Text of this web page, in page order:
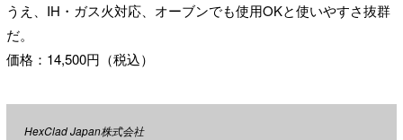
うえ、IH・ガス火対応、オーブンでも使用OKと使いやすさ抜群
だ。
価格：14,500円（税込）
HexClad Japan株式会社